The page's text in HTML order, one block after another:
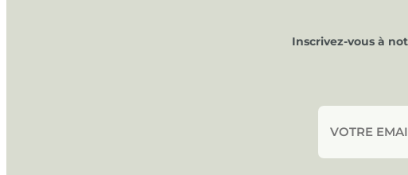
Inscrivez-vous à